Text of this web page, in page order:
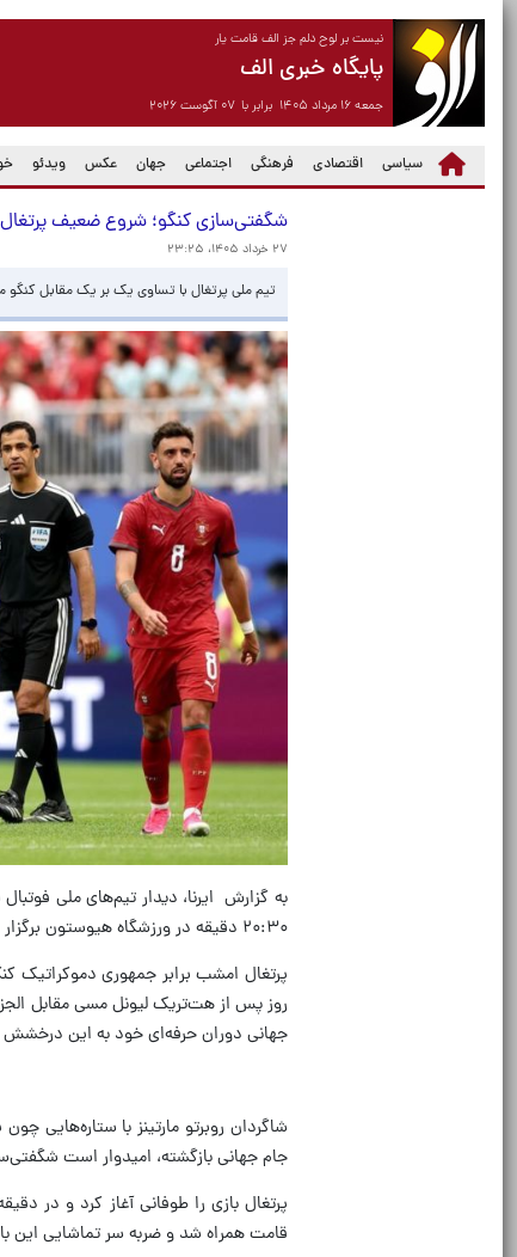
نیست بر لوح دلم جز الف قامت یار
پایگاه خبری الف
جمعه ۱۶ مرداد ۱۴۰۵ برابر با ۰۷ آگوست ۲۰۲۶
سیاسی اقتصادی فرهنگی اجتماعی جهان عکس ویدئو
شگفتی‌سازی کنگو؛ شروع ضعیف
۲۷ خرداد ۱۴۰۵، ۲۳:۲۵
تیم ملی پرتغال با تساوی یک بر یک مقابل
۲۰:۳۰ دقیقه در ورزشگاه هیوستون برگزار شد که در نهایت این دیدار با تساوی یک بر یک به پایان رسید.
پرتغال امشب برابر جمهوری دموکراتیک
جهانی دوران حرفه‌ای خود به این
جام جهانی بازگشته، امیدوار است
قامت همراه شد و ضربه سر تماشایی این